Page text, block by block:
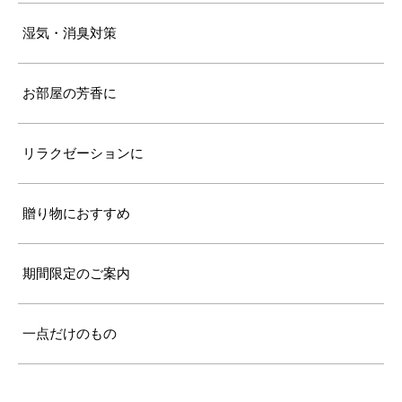
湿気・消臭対策
お部屋の芳香に
リラクゼーションに
贈り物におすすめ
期間限定のご案内
一点だけのもの